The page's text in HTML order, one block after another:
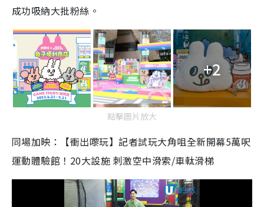
成功吸納大批粉絲。
+2
點擊圖片放大
同場加映：【衝出嚟玩】記者試玩大角咀全新開幕5萬呎
運動體驗館！20大設施 刺激空中滑索/車軚滑梯